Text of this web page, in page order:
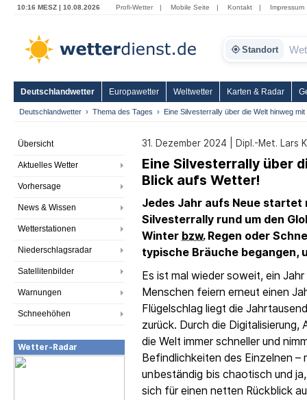
10:16 MESZ | 10.08.2026 Profi-Wetter | Mobile Seite | Kontakt | Impressum
Standort
Deutschlandwetter Europawetter Weltwetter Karten & Radar
Deutschlandwetter Thema des Tages Eine Silvesterrally über die Welt hinweg
Übersicht
Aktuelles Wetter
Vorhersage
News & Wissen
Wetterstationen
Niederschlagsradar
Satellitenbilder
Warnungen
Schneehöhen
Wetter-Radar
31. Dezember 2024 | Dipl.-Met. Lars
Eine Silvesterrally über
Blick aufs Wetter!
Jedes Jahr aufs Neue startet
Silvesterrally rund um den
Winter bzw.Regen oder
typische Bräuche begangen,
Es ist mal wieder soweit, ein
Menschen feiern erneut einen
Flügelschlag liegt die
zurück. Durch die
die Welt immer schneller und
Befindlichkeiten des Einzelnen
unbeständig bis chaotisch und
sich für einen netten Rückblick